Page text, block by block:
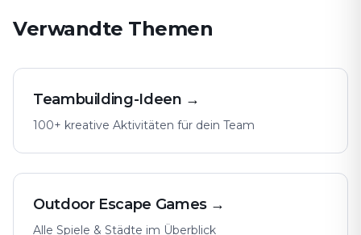
Verwandte Themen
Teambuilding-Ideen →
100+ kreative Aktivitäten für dein Team
Outdoor Escape Games →
Alle Spiele & Städte im Überblick